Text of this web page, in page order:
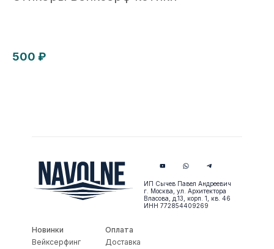
500 ₽
ИП Сычев Павел Андреевич
г. Москва, ул. Архитектора
Власова, д.13, корп. 1, кв. 46
ИНН 772854409269
Новинки
Вейксерфинг
Оплата
Доставка